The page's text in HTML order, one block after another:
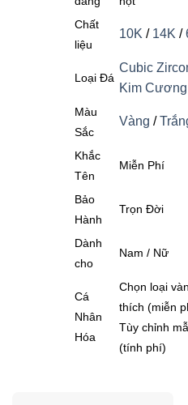
Chất
liệu
10K / 14K /
Loại Đá
Cubic
Kim
Màu
Sắc
Vàng /
Khắc
Tên
Miễn Phí
Bảo
Hành
Trọn Đời
Dành
cho
Nam / Nữ
Cá
Nhân
Hóa
Chọn loại
thích (miễn
Tùy chỉnh
(tính phí)